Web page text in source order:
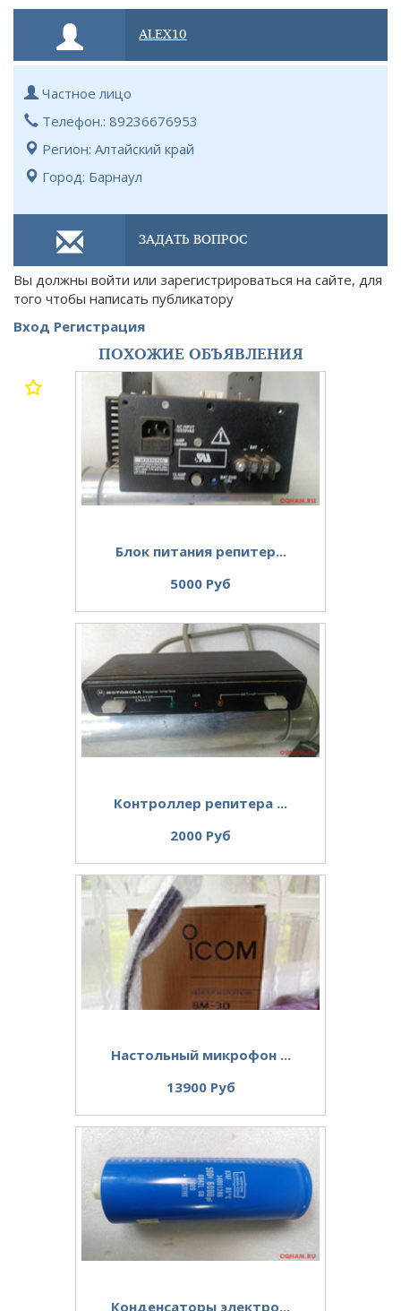
ALEX10
Частное лицо
Телефон.: 89236676953
Регион: Алтайский край
Город: Барнаул
ЗАДАТЬ ВОПРОС
Вы должны войти или зарегистрироваться на сайте, для
того чтобы написать публикатору
Вход Регистрация
ПОХОЖИЕ ОБЪЯВЛЕНИЯ
Блок питания репитер...
5000 Руб
Контроллер репитера ...
2000 Руб
Настольный микрофон ...
13900 Руб
Конденсаторы электро...